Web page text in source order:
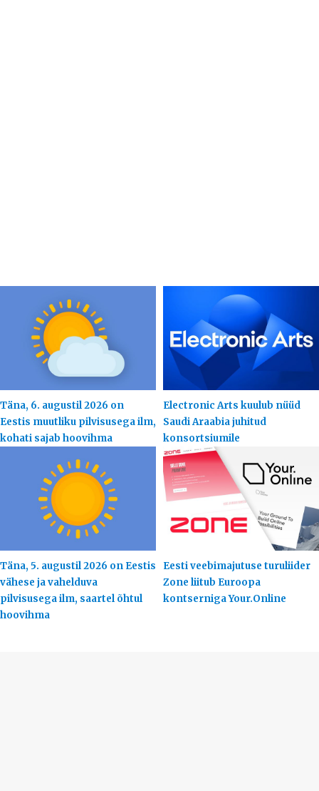
Täna, 6. augustil 2026 on
Eestis muutliku pilvisusega ilm,
kohati sajab hoovihma
Electronic Arts kuulub nüüd
Saudi Araabia juhitud
konsortsiumile
Täna, 5. augustil 2026 on Eestis
vähese ja vahelduva
pilvisusega ilm, saartel õhtul
hoovihma
Eesti veebimajutuse turuliider
Zone liitub Euroopa
kontserniga Your.Online